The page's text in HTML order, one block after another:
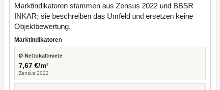
Marktindikatoren stammen aus Zensus 2022 und BBSR
INKAR; sie beschreiben das Umfeld und ersetzen keine
Objektbewertung.
Marktindikatoren
Ø Nettokaltmiete
7,67 €/m²
Zensus 2022